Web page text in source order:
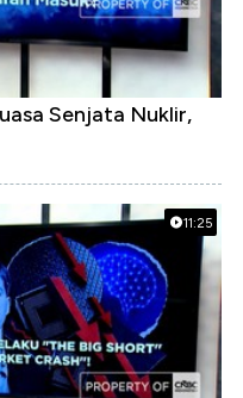
Senjata Nuklir,
11:25